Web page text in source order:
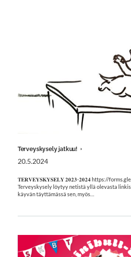
Terveyskysely jatkuu!
20.5.2024
𝐓𝐄𝐑𝐕𝐄𝐘𝐒𝐊𝐘𝐒𝐄𝐋𝐘 𝟐𝟎𝟐𝟑-𝟐𝟎𝟐𝟒 https://
Terveyskysely löytyy netistä yllä olevasta
käyvän täyttämässä sen, myös…